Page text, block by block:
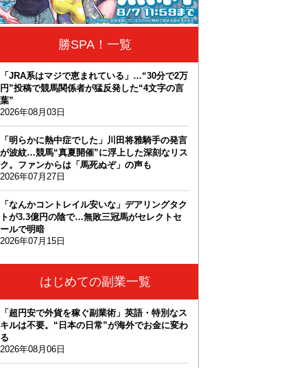
勝SPA！一覧
「JRA系はマジで恵まれている」…“30分で2万
円”投稿で競馬関係者が猛反発した“4文字の言
葉”
2026年08月03日
「明らかに熱中症でした」川田将雅騎手の発言
が波紋…競馬“真夏開催”に浮上した深刻なリス
ク。ファンからは「馬死ぬぞ」の声も
2026年07月27日
「なんかコントレイル安いな」デアリングタク
トが3.3億円の陰で…無敗三冠馬がセレクトセ
ールで明暗
2026年07月15日
はじめての副業一覧
「超円安で外貨を稼ぐ副業術」英語・特別なス
キルは不要。“日本の日常”が海外でお金に変わ
る
2026年08月06日